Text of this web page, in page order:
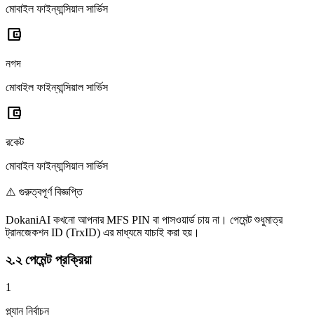
মোবাইল ফাইন্যান্সিয়াল সার্ভিস
account_balance_wallet
নগদ
মোবাইল ফাইন্যান্সিয়াল সার্ভিস
account_balance_wallet
রকেট
মোবাইল ফাইন্যান্সিয়াল সার্ভিস
⚠️ গুরুত্বপূর্ণ বিজ্ঞপ্তি
DokaniAI কখনো আপনার MFS PIN বা পাসওয়ার্ড চায় না। পেমেন্ট শুধুমাত্র
ট্রানজেকশন ID (TrxID) এর মাধ্যমে যাচাই করা হয়।
২.২ পেমেন্ট প্রক্রিয়া
1
প্ল্যান নির্বাচন